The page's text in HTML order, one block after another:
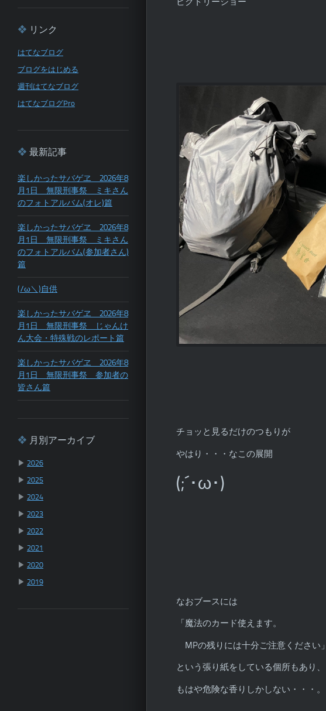
ビクトリーショー
チョッと見るだけのつもりが
やはり・・・なこの展開
(;´･ω･)
なおブースには
「魔法のカード使えます。
MPの残りには十分ご注意ください」
という張り紙をしている個所もあり、
もはや危険な香りしかしない・・・。
リンク
はてなブログ
ブログをはじめる
週刊はてなブログ
はてなブログPro
最新記事
楽しかったサバゲヱ 2026年8
月1日 無限刑事祭 ミキさん
のフォトアルバム(オレ)篇
楽しかったサバゲヱ 2026年8
月1日 無限刑事祭 ミキさん
のフォトアルバム(参加者さん)
篇
(/ω＼)自供
楽しかったサバゲヱ 2026年8
月1日 無限刑事祭 じゃんけ
ん大会・特殊戦のレポート篇
楽しかったサバゲヱ 2026年8
月1日 無限刑事祭 参加者の
皆さん篇
月別アーカイブ
▶ 2026
▶ 2025
▶ 2024
▶ 2023
▶ 2022
▶ 2021
▶ 2020
▶ 2019